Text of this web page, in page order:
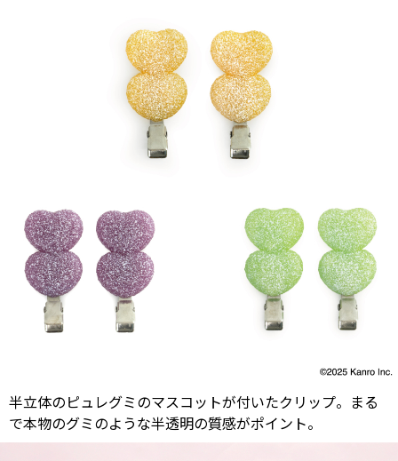
半立体のピュレグミのマスコットが付いたクリップ。まる
で本物のグミのような半透明の質感がポイント。